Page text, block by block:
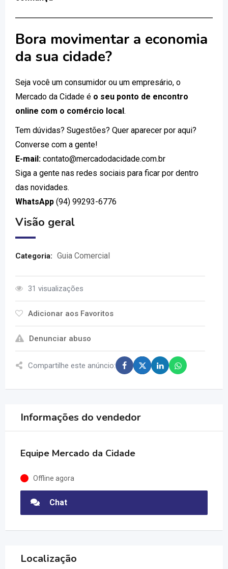
Bora movimentar a economia
da sua cidade?
Seja você um consumidor ou um empresário, o
Mercado da Cidade é o seu ponto de encontro
online com o comércio local.
Tem dúvidas? Sugestões? Quer aparecer por aqui?
Converse com a gente!
E-mail: contato@mercadodacidade.com.br
Siga a gente nas redes sociais para ficar por dentro
das novidades.
WhatsApp (94) 99293-6776
Visão geral
Categoria: Guia Comercial
31 visualizações
Adicionar aos Favoritos
Denunciar abuso
Compartilhe este anúncio:
Informações do vendedor
Equipe Mercado da Cidade
Offline agora
Chat
Localização